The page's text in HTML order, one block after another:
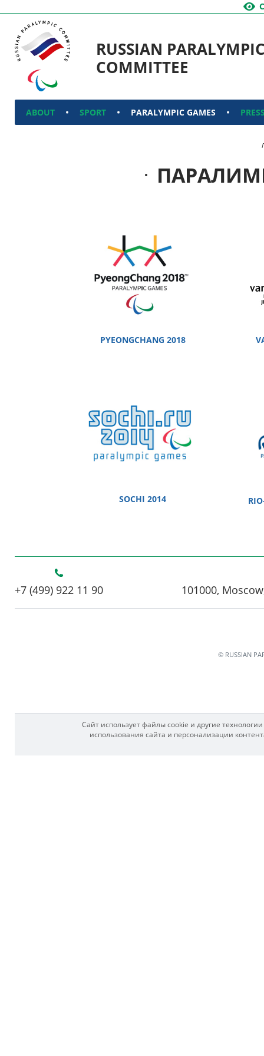
RUSSIAN
COMMITTEE
ABOUT SPORT PARALYMPIC GAMES
PYEONGCHANG 2018
SOCHI 2014
+7 (499) 922 11 90 101000,
© RUSSIAN
Сайт использует файлы cookie и другие
использования сайта и персонализации